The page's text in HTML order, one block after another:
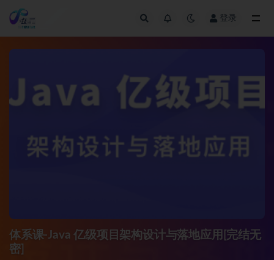
登录
体系课-Java 亿级项目架构设计与落地应用[完结无
密]